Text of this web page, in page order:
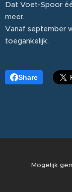
Dat Voet-Spoor
meer.
Vanaf september
toegankelijk.
Share
Mogelijk